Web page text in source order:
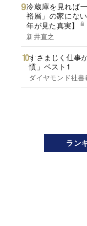
冷蔵庫を見れば
裕層」の家にな
年が見た真実】
新井直之
すさまじく仕事
慣」ベスト1
ダイヤモンド社
ラン